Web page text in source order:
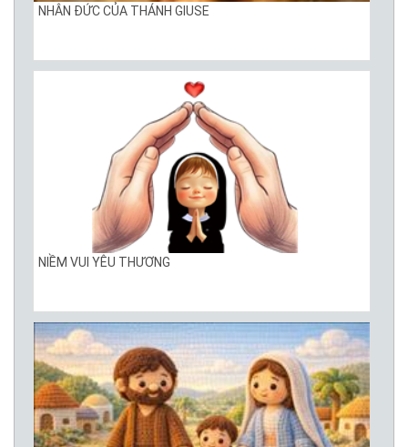
NHÂN ĐỨC CỦA THÁNH GIUSE
NIỀM VUI YÊU THƯƠNG